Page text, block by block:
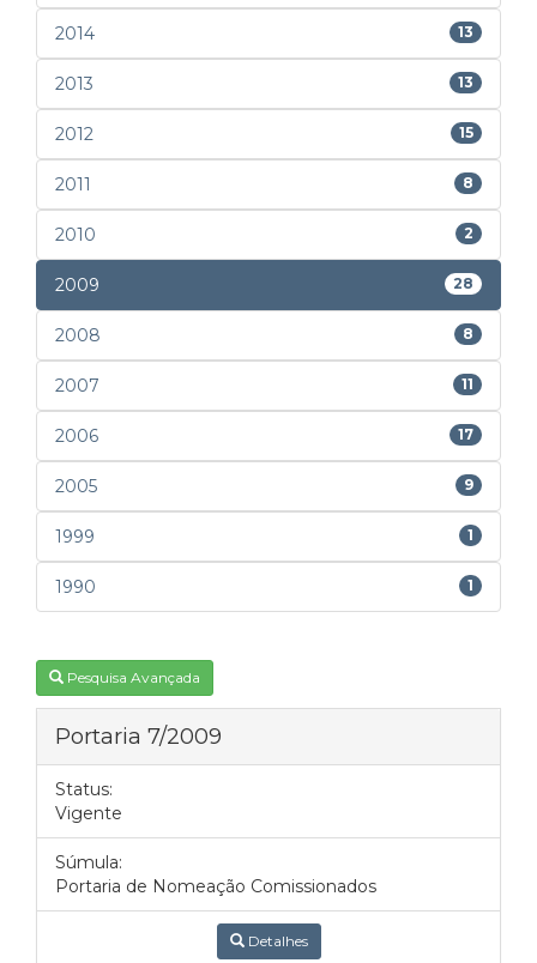
2014 13
2013 13
2012 15
2011 8
2010 2
2009 28
2008 8
2007 11
2006 17
2005 9
1999 1
1990 1
Pesquisa Avançada
Portaria 7/2009
Status:
Vigente
Súmula:
Portaria de Nomeação Comissionados
Detalhes